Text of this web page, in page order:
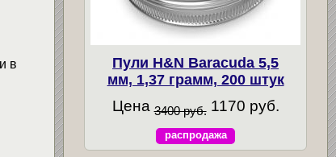
в
Пули H&N Baracuda 5,5
мм, 1,37 грамм, 200 штук
Цена 3400 руб. 1170 руб.
распродажа